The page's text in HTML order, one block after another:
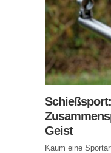
Geist
Kaum eine